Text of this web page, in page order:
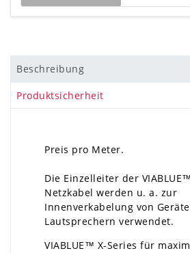
Beschreibung
Produktsicherheit
Preis pro Meter.
Die Einzelleiter der
Netzkabel werden u. a. zur
Innenverkabelung von
Lautsprechern verwendet.
VIABLUE™ X-Series für